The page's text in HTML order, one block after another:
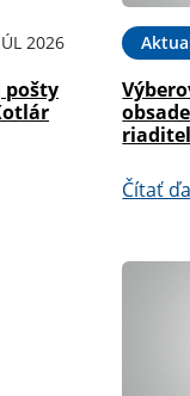
2026
pošty
Čítať